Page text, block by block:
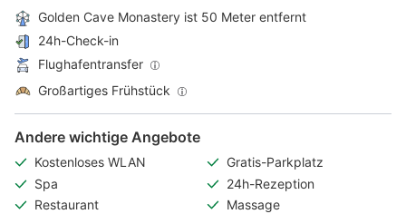
Golden Cave Monastery ist 50 Meter entfernt
24h-Check-in
Flughafentransfer
Großartiges Frühstück
Andere wichtige Angebote
Kostenloses WLAN
Gratis-Parkplatz
Spa
24h-Rezeption
Restaurant
Massage